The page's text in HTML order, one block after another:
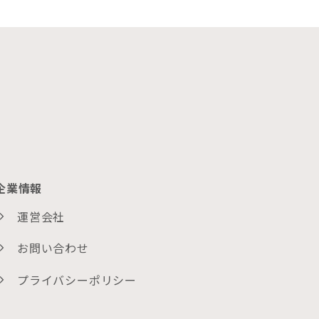
業情報
運営会社
お問い合わせ
プライバシーポリシー